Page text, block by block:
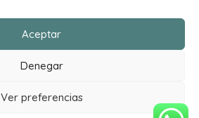
Aceptar
Denegar
Ver preferencias